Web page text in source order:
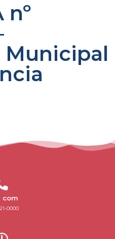
nº
Municipal
com
0000